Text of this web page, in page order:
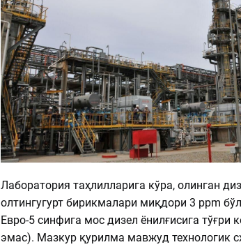
Лаборатория таҳлилларига кўра, олинган
олтингугурт бирикмалари миқдори 3 ppm
Евро-5 синфига мос дизел ёнилғисига тўғри
эмас). Мазкур қурилма мавжуд технологик